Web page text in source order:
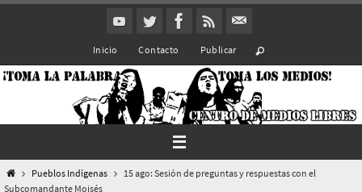
Inicio Contacto Publicar
InicioPueblos Indí­genas
15 ago: Sesión de preguntas y respuestas con el
Subcomandante Moisés